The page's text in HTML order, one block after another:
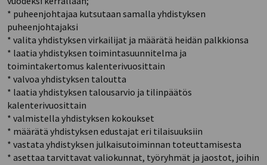
* puheenjohtajaa kutsutaan samalla yhdistyksen
puheenjohtajaksi
* valita yhdistyksen virkailijat ja määrätä heidän palkkionsa
* laatia yhdistyksen toimintasuunnitelma ja
toimintakertomus kalenterivuosittain
* valvoa yhdistyksen taloutta
* laatia yhdistyksen talousarvio ja tilinpäätös
kalenterivuosittain
* valmistella yhdistyksen kokoukset
* määrätä yhdistyksen edustajat eri tilaisuuksiin
* vastata yhdistyksen julkaisutoiminnan toteuttamisesta
* asettaa tarvittavat valiokunnat, työryhmät ja jaostot, joihin